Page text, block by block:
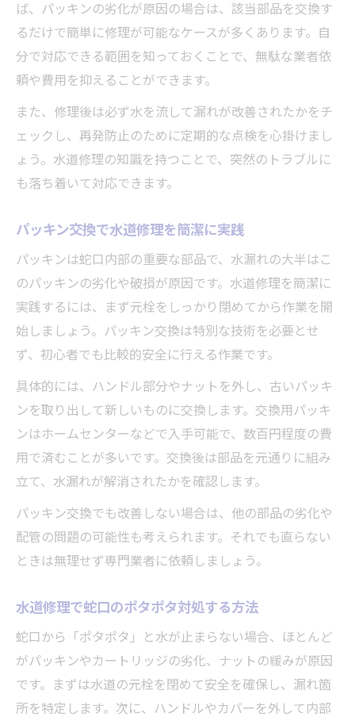
ば、パッキンの劣化が原因の場合は、該当部品を交換す
るだけで簡単に修理が可能なケースが多くあります。自
分で対応できる範囲を知っておくことで、無駄な業者依
頼や費用を抑えることができます。
また、修理後は必ず水を流して漏れが改善されたかをチ
ェックし、再発防止のために定期的な点検を心掛けまし
ょう。水道修理の知識を持つことで、突然のトラブルに
も落ち着いて対応できます。
パッキン交換で水道修理を簡潔に実践
パッキンは蛇口内部の重要な部品で、水漏れの大半はこ
のパッキンの劣化や破損が原因です。水道修理を簡潔に
実践するには、まず元栓をしっかり閉めてから作業を開
始しましょう。パッキン交換は特別な技術を必要とせ
ず、初心者でも比較的安全に行える作業です。
具体的には、ハンドル部分やナットを外し、古いパッキ
ンを取り出して新しいものに交換します。交換用パッキ
ンはホームセンターなどで入手可能で、数百円程度の費
用で済むことが多いです。交換後は部品を元通りに組み
立て、水漏れが解消されたかを確認します。
パッキン交換でも改善しない場合は、他の部品の劣化や
配管の問題の可能性も考えられます。それでも直らない
ときは無理せず専門業者に依頼しましょう。
水道修理で蛇口のポタポタ対処する方法
蛇口から「ポタポタ」と水が止まらない場合、ほとんど
がパッキンやカートリッジの劣化、ナットの緩みが原因
です。まずは水道の元栓を閉めて安全を確保し、漏れ箇
所を特定します。次に、ハンドルやカバーを外して内部